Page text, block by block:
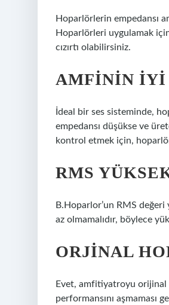
Hoparlörlerin empedansı
Hoparlörleri uygulamak
cızırtı olabilirsiniz.
AMFININ IYI
İdeal bir ses sisteminde,
empedansı düşükse ve
kontrol etmek için,
RMS
B.Hoparlor’un RMS
az olmamalıdır, böylece
ORJINAL
Evet, amfitiyatroyu orijinal
performansını